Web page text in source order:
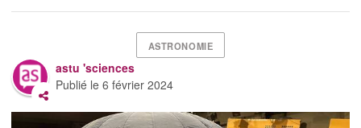
ASTRONOMIE
astu 'sciences
Publié le6 février 2024